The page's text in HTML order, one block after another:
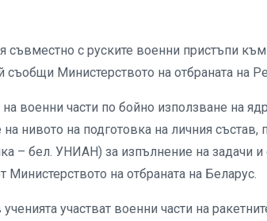
съвместно с руските военни пристъпи
съобщи Министерството на отбраната на
на военни части по бойно използване на
нивото на подготовка на личния
– бел. УНИАН) за изпълнение на задачи
Министерството на отбраната на Беларус.
участват военни части на